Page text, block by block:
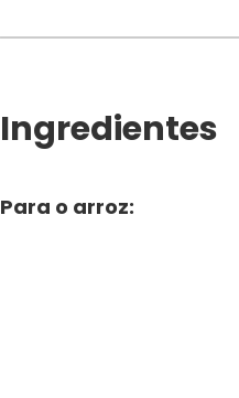
Ingredientes
Para o arroz: